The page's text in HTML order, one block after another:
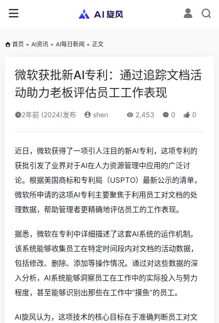
首页 • AI资讯 • AI每日新闻 • 正文
微软获批新AI专利：通过追踪文档活
动助力老板评估员工工作表现
2年前 (2024)发布 shen 2,453 0 0
近日，微软获得了一项引人注目的新AI专利，这项专利的
获批引发了业界对于AI在人力资源管理中应用的广泛讨
论。根据美国商标和专利局（USPTO）最新公示的清单，
微软所申请的这项AI专利主要聚焦于利用员工对文档的处
理数据，帮助管理者更精确地评估员工的工作表现。
据悉，微软在专利中详细描述了这套AI系统的运作机制。
该系统能够收集员工在特定时间段内对文档的活动数据，
包括修改、删除、添加等操作情况。通过对这些数据的深
入分析，AI系统能够洞察员工在工作中的实际投入与努力
程度，甚至能够识别出那些在工作中“摸鱼”的员工。
AI旋风认为，这项技术的核心目标在于准确判断员工对文